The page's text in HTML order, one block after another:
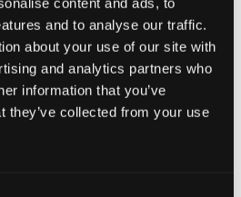
and to analyse our traffic.
about your use of our site with
and analytics partners who
information that you’ve
they’ve collected from your use